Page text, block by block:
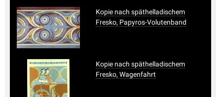
Kopie nach späthelladischem
Fresko, Papyros-Volutenband
Kopie nach späthelladischem
Fresko, Wagenfahrt